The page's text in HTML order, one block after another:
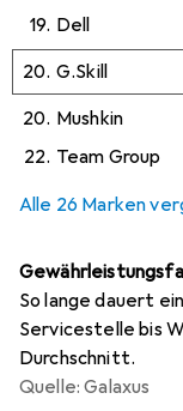
19. Dell
20. G.Skill
20. Mushkin
22. Team Group
Alle 26 Marken
So lange dauert
Servicestelle bis
Durchschnitt.
Quelle: Galaxus